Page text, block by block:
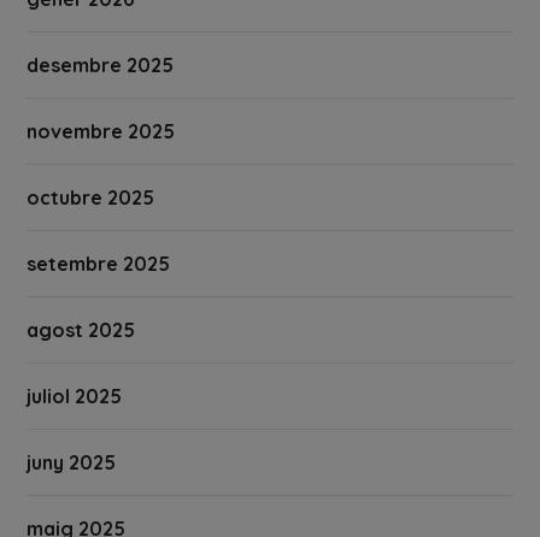
desembre 2025
novembre 2025
octubre 2025
setembre 2025
agost 2025
juliol 2025
juny 2025
maig 2025